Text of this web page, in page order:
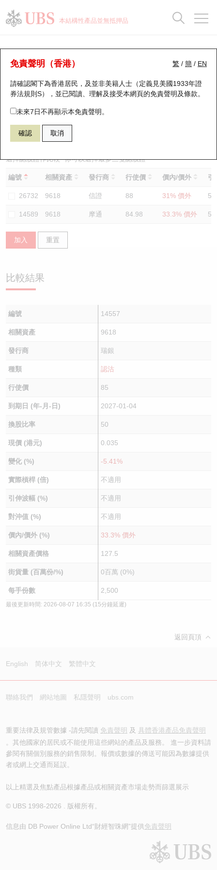
本結構性產品並無抵押品
繁 / 簡 / EN
免責聲明（香港）
請確認閣下為香港居民，及並非美籍人士（定義見美國1933年證
券法規則S），並已閱讀、理解及接受本網頁的免責聲明及條款。
未來7日不再顯示本免責聲明。
確認 取消
認股證分析儀
表現 街貨統計 比較
14557 瑞銀認沽 9618 京東集團
選擇認股證作比較*你可以選擇最多三隻認股證
編號 相關資產 發行商 行使價 價內/價外 引
26732 9618 信證 88 31% 價外
14589 9618 摩通 84.98 33.3% 價外
加入 重置
比較結果
編號 14557
相關資產 9618
發行商 瑞銀
種類 認沽
行使價 85
到期日 (年-月-日) 2027-01-04
換股比率 50
現價 (港元) 0.035
變化 (%) -5.41%
實際槓桿 (倍) 不適用
引伸波幅 (%) 不適用
對沖值 (%) 不適用
價內/價外 (%) 33.3% 價外
相關資產價格 127.5
街貨量 (百萬份/%) 0百萬 (0%)
每手份數 2,500
最後更新時間: 2026-08-07 16:35 (15分鐘延遲)
返回頁頂
English 简体中文 繁體中文
聯絡我們 網站地圖 私隱聲明 ubs.com
重要法律及規管數據 -請先閱讀 免責聲明 及 具體香港產品免責聲明
。其他國家的居民或不能使用這些網站的產品及服務。 進一步資料請
參閱有關個別服務的銷售限制。報價或數據的傳送可能因為數據提供
者或網上交通而延誤。
以上精選及焦點產品根據產品或相關資產市場走勢而篩選展示
© UBS 1998-2026 . 版權所有。
信息由 DB Power Online Ltd“財經智珠網”提供免責聲明
瑞銀認股證一覽
新發行瑞銀認股證
即將到期認股證
認股證到期結算價查詢
認股證分析儀
認股證速算機
認股證/牛熊證日誌
認股證文件及公告 (瑞信)
街貨統計
比較
牛熊全景快搜
牛熊證搜尋
牛熊證街貨分佈圖
正股牛熊證列表
新發行瑞銀牛熊證
已收回牛熊證剩餘價值
牛熊證到期結算價查詢
牛熊證速算機
牛熊證文件及公告 (瑞信)
街貨統計
比較
十大升幅/跌幅
十大認股證成交分佈
十天股證佔大市成交
資金流
街貨統計
三十大平均引伸波幅
正股分析儀
二十大活躍股份
恒指成份股
國指成份股
科指成份股
相關資產沽空
中資ETFs溢價比較
即市板塊表現
收市競價變化
持股比重
顯示所有持股比重
每月輪證大市專題
輪證專欄
講座及教育短片
認股證投資者教育
牛熊證投資者教育
認股證牛熊證常問問題